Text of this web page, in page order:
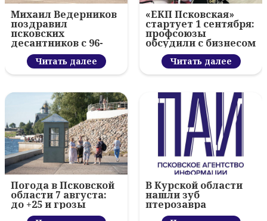
Михаил Ведерников
поздравил
псковских
десантников с 96-
летием ВДВ и
вручил награды
Читать далее
«ЕКП Псковская»
стартует 1 сентября:
профсоюзы
обсудили с бизнесом
новый цифровой
проектЧитать далее
Погода в Псковской
области 7 августа:
до +25 и грозы
В Курской области
нашли зуб
птерозавра